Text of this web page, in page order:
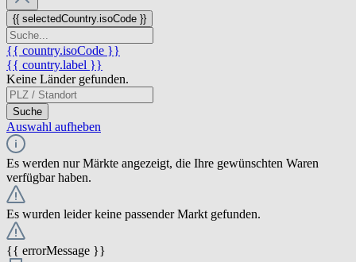
{{ selectedCountry.isoCode }}
{{ country.isoCode }}
{{ country.label }}
Keine Länder gefunden.
Suche
Auswahl aufheben
Es werden nur Märkte angezeigt, die Ihre gewünschten Waren
verfügbar haben.
Es wurden leider keine passender Markt gefunden.
{{ errorMessage }}